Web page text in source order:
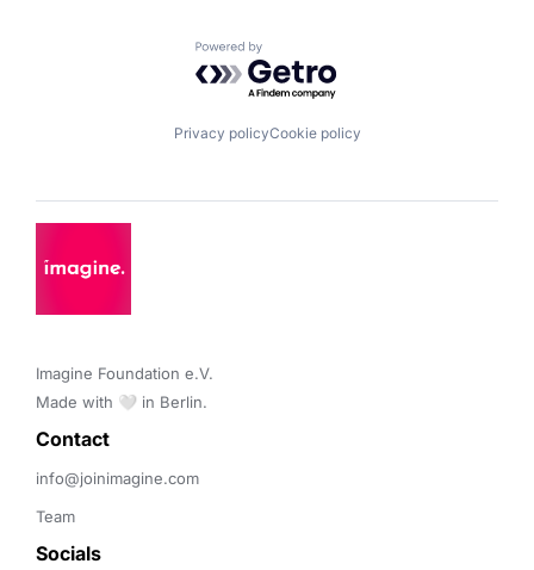
Powered by Getro.com
Privacy policyCookie policy
Imagine Foundation e.V.
Made with 🤍 in Berlin.
Contact
info@joinimagine.com
Team
Socials